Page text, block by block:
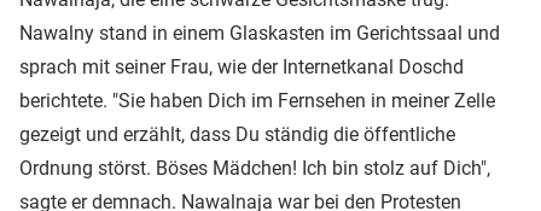
Nawalny stand in einem Glaskasten im Gerichtssaal und
sprach mit seiner Frau, wie der Internetkanal Doschd
berichtete. "Sie haben Dich im Fernsehen in meiner Zelle
gezeigt und erzählt, dass Du ständig die öffentliche
Ordnung störst. Böses Mädchen! Ich bin stolz auf Dich",
sagte er demnach. Nawalnaja war bei den Protesten